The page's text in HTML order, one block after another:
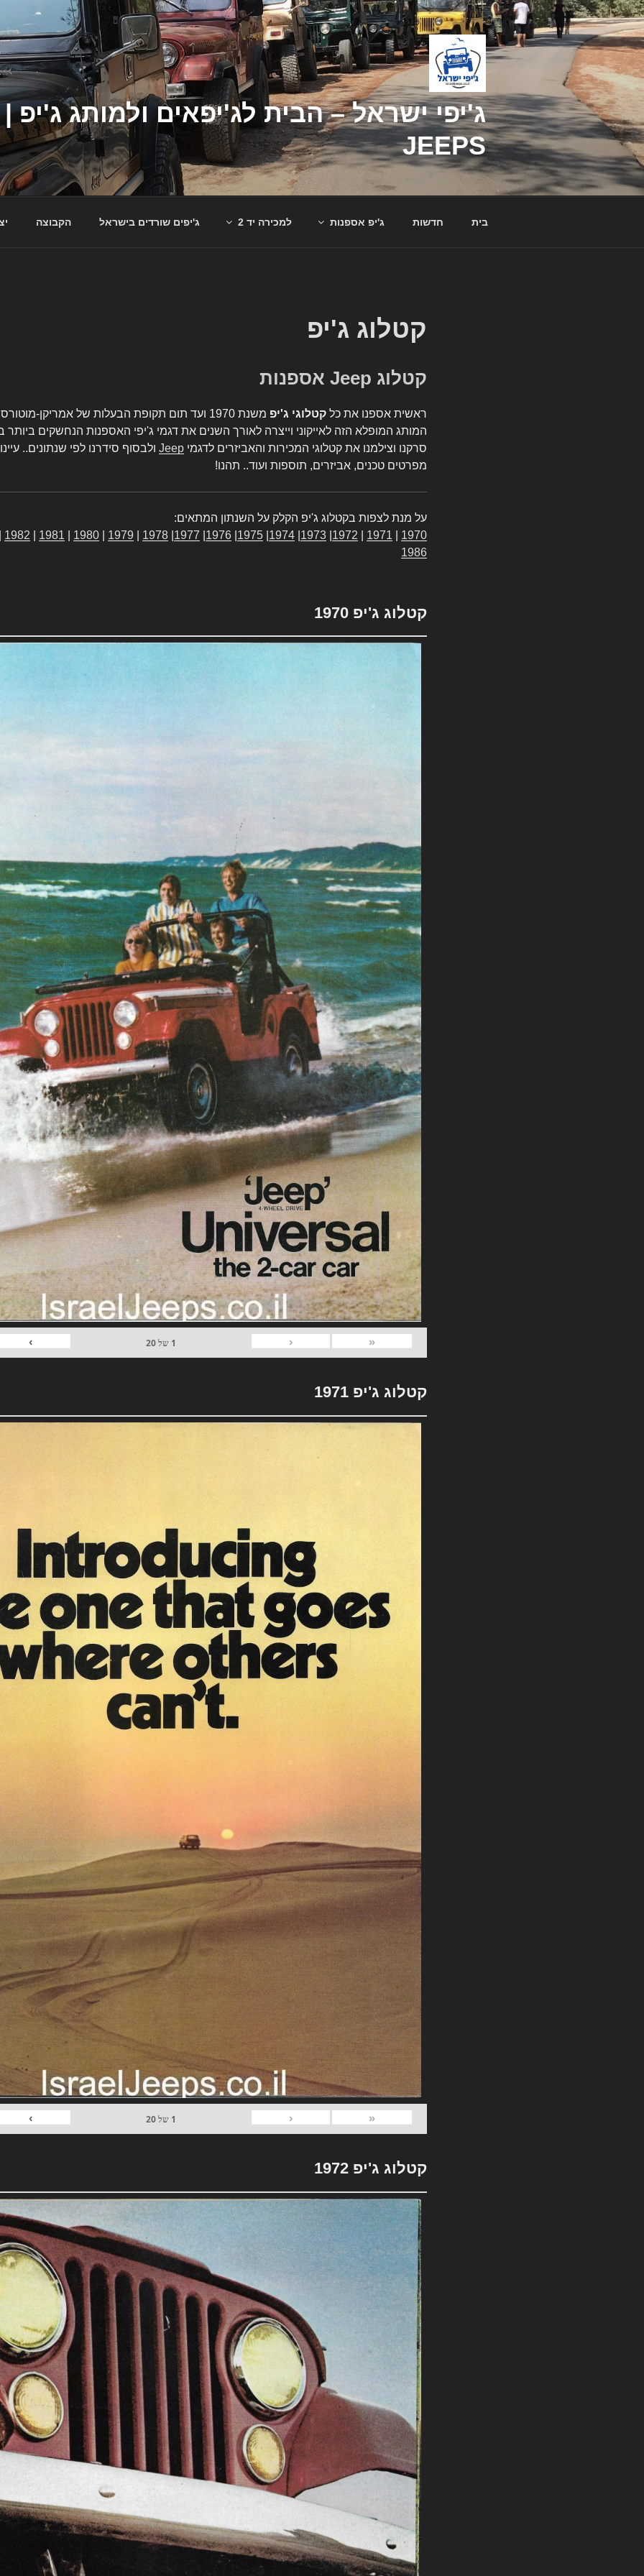
דילוג
לתוכן
JEEPS
בית חדשות ג'יפ אספנות למכירה יד 2 ג'יפים שורדים בישראל הקבוצה
קטלוג ג'יפ
קטלוג Jeep אספנות
ראשית אספנו את כל קטלוגי ג'יפ
משנת 1970 ועד תום תקופת הבעלות של אמריקן-
המותג המופלא הזה לאייקוני וייצרה לאורך השנים את דגמי ג'יפי האספנות הנחשקים
סרקנו וצילמנו את קטלוגי המכירות והאביזרים לדגמי Jeep ולבסוף סידרנו לפי שנתונים..
מפרטים טכנים, אביזרים, תוספות ועוד.. תהנו!
על מנת לצפות בקטלוג ג'יפ הקלק על השנתון המתאים:
1970
1971
1972
1973
1974
1975
1976
1977
1978
1979
1980
1981
1982
1986
קטלוג ג'יפ 1970
«
‹
1 של20
›
קטלוג ג'יפ 1971
«
‹
1 של20
›
קטלוג ג'יפ 1972